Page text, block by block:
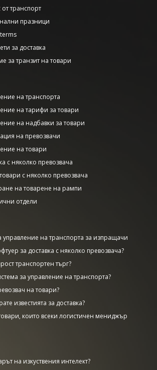
от транспорт
празници
за доставка
за транзит на товари
на транспорта
на тарифи за товари
на надбавки за товари
на превозвачи
на товари
с няколко превозвача
с няколко превозвача
на товарене на рампи
отдели
управление на транспорта за изпращачи
за доставка с няколко превозвача?
транспортен търг?
за управление на транспорта?
на товари?
известията за доставка?
които всеки логистичен мениджър
на изкуствения интелект?